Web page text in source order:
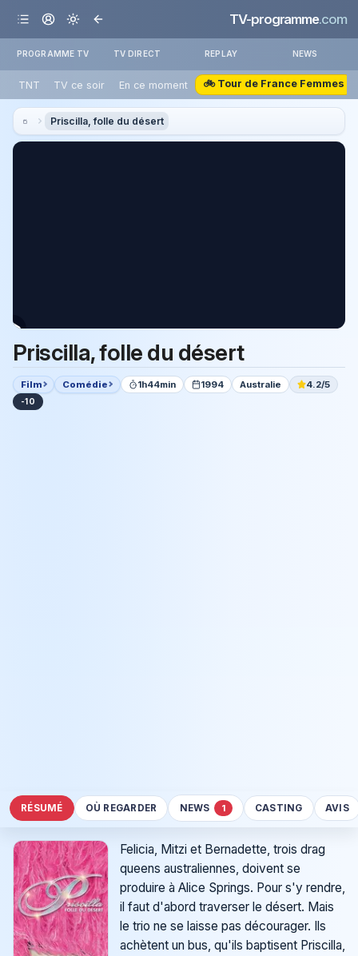
TV-programme.com
PROGRAMME TV TV DIRECT REPLAY NEWS
TNT TV ce soir En ce moment 🚲 Tour de France Femmes
Priscilla, folle du désert
Priscilla, folle du désert
Film Comédie 1h44min 1994 Australie 4.2/5
-10
RÉSUMÉ OÙ REGARDER NEWS 1 CASTING AVIS
Felicia, Mitzi et Bernadette, trois drag
queens australiennes, doivent se
produire à Alice Springs. Pour s'y rendre,
il faut d'abord traverser le désert. Mais
le trio ne se laisse pas décourager. Ils
achètent un bus, qu'ils baptisent Priscilla,